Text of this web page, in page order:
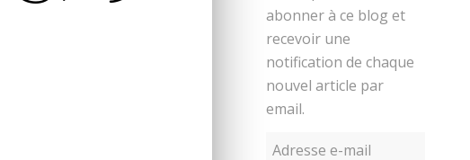
abonner à ce blog et
recevoir une
notification de chaque
nouvel article par
email.